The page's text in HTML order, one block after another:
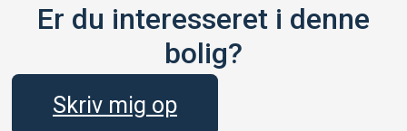
Er du interesseret i denne
bolig?
Skriv mig op